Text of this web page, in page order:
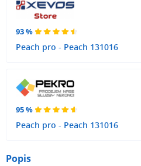
93 %
Peach pro - Peach 131016
95 %
Peach pro - Peach 131016
Popis